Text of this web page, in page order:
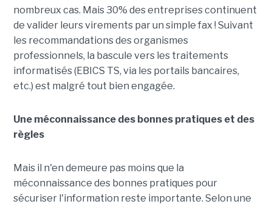
nombreux cas. Mais 30% des entreprises continuent
de valider leurs virements par un simple fax ! Suivant
les recommandations des organismes
professionnels, la bascule vers les traitements
informatisés (EBICS TS, via les portails bancaires,
etc.) est malgré tout bien engagée.
Une méconnaissance des bonnes pratiques et des
règles
Mais il n'en demeure pas moins que la
méconnaissance des bonnes pratiques pour
sécuriser l'information reste importante. Selon une